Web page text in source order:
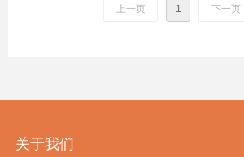
上一页 1 下一页
关于我们